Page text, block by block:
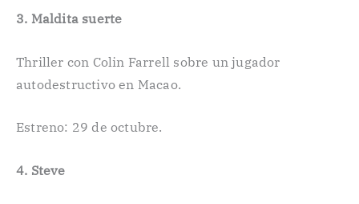
3. Maldita suerte
Thriller con Colin Farrell sobre un jugador
autodestructivo en Macao.
Estreno: 29 de octubre.
4. Steve